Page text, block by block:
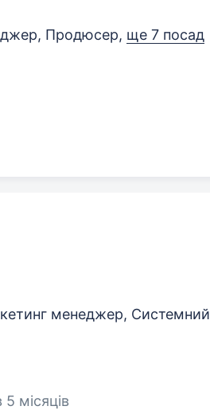
Продюсер, ще 7 посад
менеджер, Системний
місяців